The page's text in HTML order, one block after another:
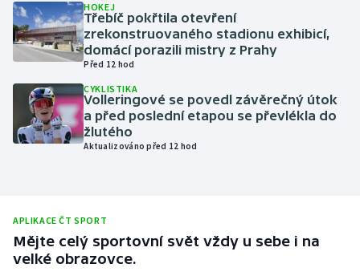
Lyže a snowboard
Moderní pětiboj
Motorsport
Olympijské hry
Plavání
Plážový volejbal
HOKEJ
Třebíč pokřtila otevření
zrekonstruovaného stadionu exhibicí,
domácí porazili mistry z Prahy
Před 12 hod
CYKLISTIKA
Volleringové se povedl závěrečný útok
a před poslední etapou se převlékla do
žlutého
Aktualizováno před 12 hod
APLIKACE ČT SPORT
Mějte celý sportovní svět vždy u sebe i na
velké obrazovce.